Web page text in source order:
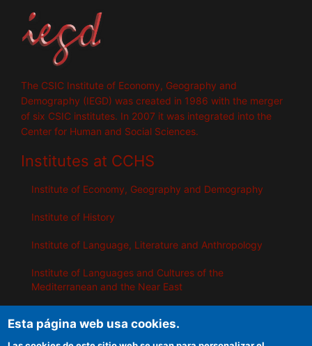
The CSIC Institute of Economy, Geography and
Demography (IEGD) was created in 1986 with the merger
of six CSIC institutes. In 2007 it was integrated into the
Center for Human and Social Sciences.
Institutes at CCHS
Institute of Economy, Geography and Demography
Institute of History
Institute of Language, Literature and Anthropology
Institute of Languages ​​and Cultures of the
Mediterranean and the Near East
Institute of Public Policies and Goods
Esta página web usa cookies.